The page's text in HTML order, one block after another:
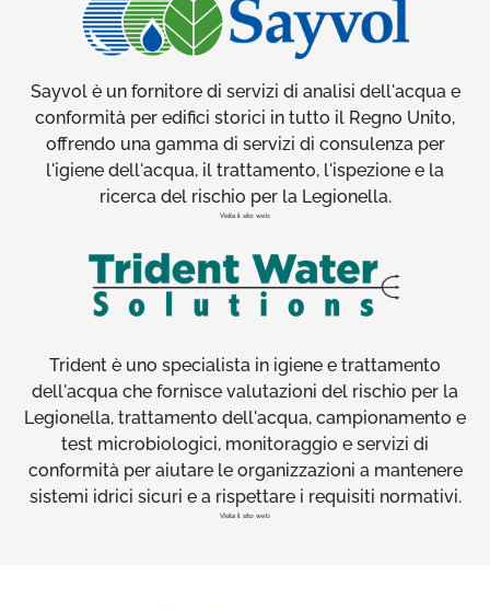
Sayvol è un fornitore di servizi di analisi dell'acqua e
conformità per edifici storici in tutto il Regno Unito,
offrendo una gamma di servizi di consulenza per
l'igiene dell'acqua, il trattamento, l'ispezione e la
ricerca del rischio per la Legionella.
Visita il sito web
Trident è uno specialista in igiene e trattamento
dell'acqua che fornisce valutazioni del rischio per la
Legionella, trattamento dell'acqua, campionamento e
test microbiologici, monitoraggio e servizi di
conformità per aiutare le organizzazioni a mantenere
sistemi idrici sicuri e a rispettare i requisiti normativi.
Visita il sito web